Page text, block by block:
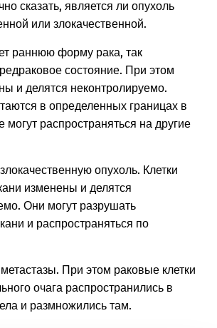
сказать, является ли опухоль
или злокачественной.
раннюю форму рака, так
состояние. При этом
и делятся неконтролируемо.
в определенных границах в
могут распространяться на другие
опухоль. Клетки
изменены и делятся
Они могут разрушать
и распространяться по
При этом раковые клетки
очага распространились в
и размножились там.